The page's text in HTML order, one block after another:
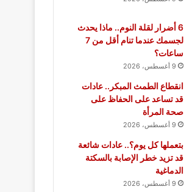
6 أضرار لقلة النوم.. ماذا يحدث
لجسمك عندما تنام أقل من 7
ساعات؟
9 أغسطس، 2026
انقطاع الطمث المبكر.. عادات
قد تساعد على الحفاظ على
صحة المرأة
9 أغسطس، 2026
بتعملها كل يوم؟.. عادات شائعة
قد تزيد خطر الإصابة بالسكتة
الدماغية
9 أغسطس، 2026